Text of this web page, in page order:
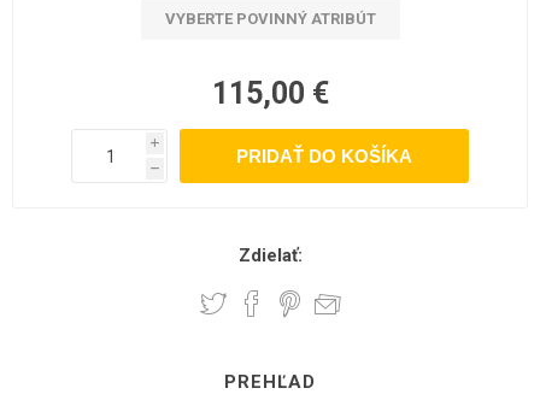
VYBERTE POVINNÝ ATRIBÚT
115,00 €
i
h
Zdielať:
PREHĽAD